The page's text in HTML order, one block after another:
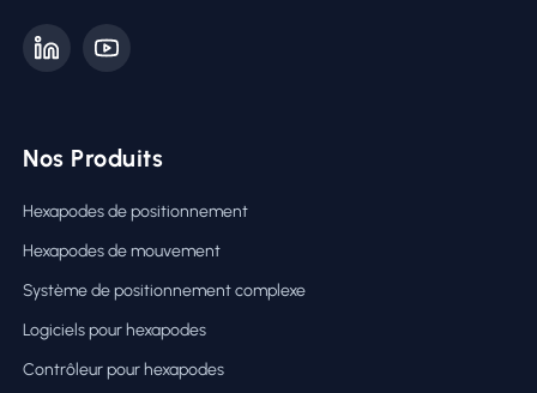
Nos Produits
Hexapodes de positionnement
Hexapodes de mouvement
Système de positionnement complexe
Logiciels pour hexapodes
Contrôleur pour hexapodes